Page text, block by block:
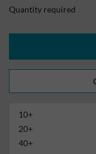
Quantity required
10+
20+
40+